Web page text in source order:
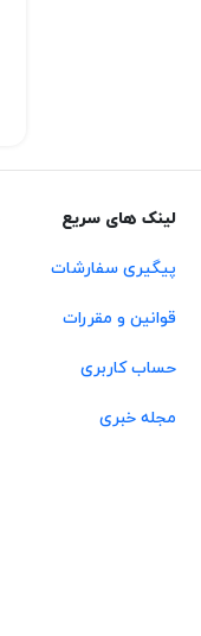
لینک های سریع
پیگیری سفارشات
قوانین و مقررات
حساب کاربری
مجله خبری